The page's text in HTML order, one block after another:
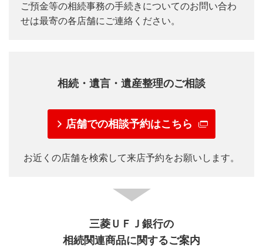
ご預金等の相続事務の手続きについてのお問い合わ
せは最寄の各店舗にご連絡ください。
相続・遺言・遺産整理のご相談
店舗での相談予約はこちら
お近くの店舗を検索して来店予約をお願いします。
三菱ＵＦＪ銀行の
相続関連商品に関するご案内